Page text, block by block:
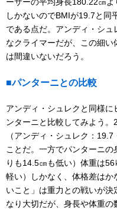
しかないのでBMIが19.7と同
である点だ。アンディ・シ
なクライマーだが、この細
は間違いないだろう。
■パンターニとの比較
アンディ・シュレクと同様
ンターニと比較してみよう
（アンディ・シュレク：
ことだ。一方でパンターニ
りも14.5㎝も低い）体重は
軽い）しかなく、体格差は
いこと」は重力との戦いが
なり大切だが、身長や体重